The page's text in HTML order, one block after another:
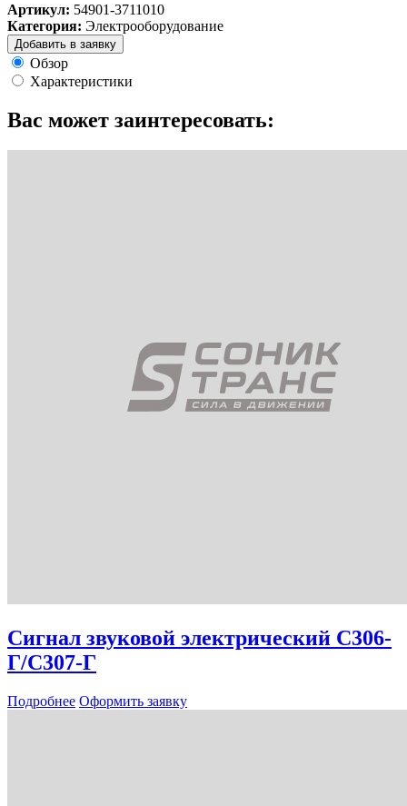
Артикул: 54901-3711010
Категория: Электрооборудование
Добавить в заявку
Обзор
Характеристики
Вас может заинтересовать:
Сигнал звуковой электрический С306-
Г/С307-Г
Подробнее Оформить заявку